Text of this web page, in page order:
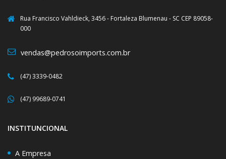
Rua Francisco Vahldieck, 3456 - Fortaleza Blumenau - SC CEP 89058-
000
vendas@pedrosoimports.com.br
(47) 3339-0482
(47) 99689-0741
INSTITUNCIONAL
A Empresa